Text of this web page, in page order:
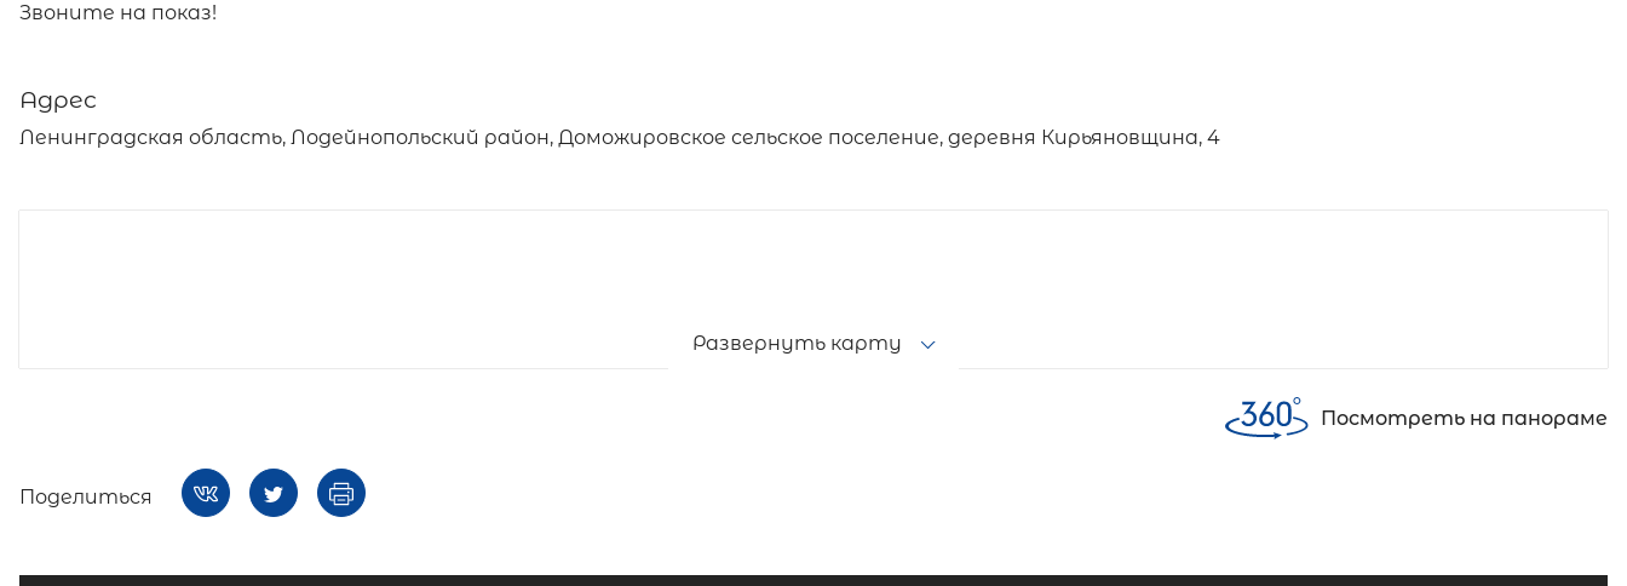
Звоните на показ!
Адрес
Ленинградская область, Лодейнопольский район, Доможировское сельское поселение, деревня Кирьяновщина, 4
Развернуть карту
Посмотреть на панораме
Поделиться